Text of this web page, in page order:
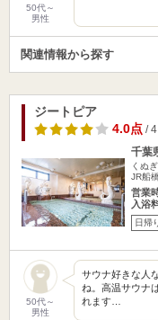
50代～
男性
関連情報から探す
ジートピア
4.0点/ 4
千葉
くぬ
JR船
営業
入浴
日帰
50代～
男性
サウナ好きな人
ね。高温サウナ
れます…